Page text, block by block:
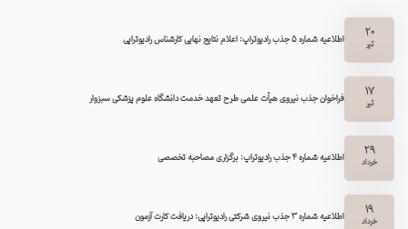
20
تیر اطلاعیه شماره 5 جذب رادیوتراپ: اعلام نتایج نهایی کارشناس رادیوتراپی
17
تیر فراخوان جذب نیروی هیأت علمی طرح تعهد خدمت دانشگاه علوم پزشکی سبزوار
29
خرداد اطلاعیه شماره ۴ جذب رادیوتراپ: برگزاری مصاحبه تخصصی
19
خرداد اطلاعیه شماره 3 جذب نیروی شرکتی رادیوتراپی: دریافت کارت آزمون